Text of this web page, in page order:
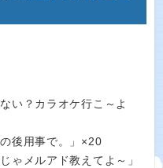
い？カラオケ行こ～よ
後用事で。」×20
ゃメルアド教えてよ～」